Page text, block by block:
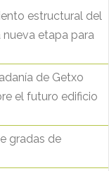
estructural del
etapa para
de Getxo
el futuro edificio
gradas de